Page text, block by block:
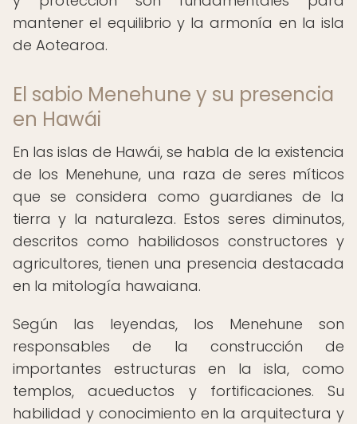
mantener el equilibrio y la armonía en la isla
de Aotearoa.
El sabio Menehune y su presencia
en Hawái
En las islas de Hawái, se habla de la existencia
de los Menehune, una raza de seres míticos
que se considera como guardianes de la
tierra y la naturaleza. Estos seres diminutos,
descritos como habilidosos constructores y
agricultores, tienen una presencia destacada
en la mitología hawaiana.
Según las leyendas, los Menehune son
responsables de la construcción de
importantes estructuras en la isla, como
templos, acueductos y fortificaciones. Su
habilidad y conocimiento en la arquitectura y